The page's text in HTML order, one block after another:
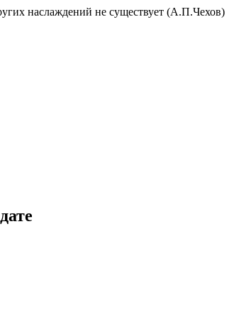
наслаждений не существует (А.П.Чехов)